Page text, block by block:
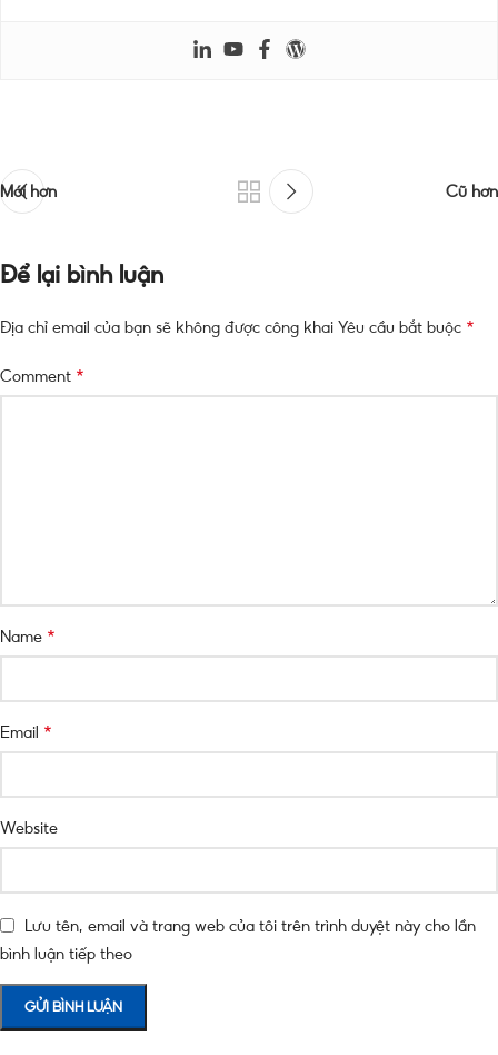
Mới hơn Cũ hơn
Để lại bình luận
Địa chỉ email của bạn sẽ không được công khai Yêu cầu bắt buộc *
Comment *
Name *
Email *
Website
Lưu tên, email và trang web của tôi trên trình duyệt này cho lần
bình luận tiếp theo